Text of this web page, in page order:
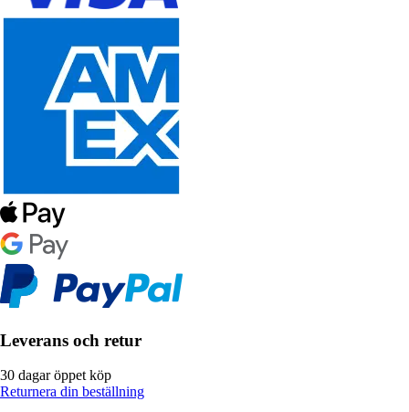
Leverans och retur
30 dagar öppet köp
Returnera din beställning